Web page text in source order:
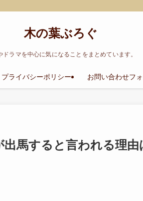
木の葉ぶろぐ
ドラマを中心に気になることをまとめています。
プライバシーポリシー お問い合わせフ
出馬すると言われる理由